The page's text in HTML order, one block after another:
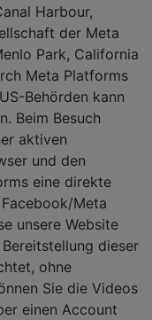
Harbour,
der Meta
Park, California
Meta Platforms
Behörden kann
Beim Besuch
aktiven
und den
eine direkte
Meta
unsere Website
dieser
ohne
Sie die Videos
einen Account